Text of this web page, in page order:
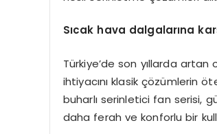
Sıcak hava dalgalarına
Türkiye’de son yıllarda
ihtiyacını klasik çözümlerin
buharlı serinletici fan serisi,
daha ferah ve konforlu bir